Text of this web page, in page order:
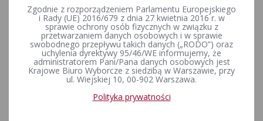
22 kwietnia 2025 r. o
możliwości dokonania
dodatkowych zgłoszeń
kandydatów do obwodowych
komisji wyborczych oraz
Zgodnie z rozporządzeniem Parlamentu Europejskiego
i Rady (UE) 2016/679 z dnia 27 kwietnia 2016 r. w
sprawie ochrony osób fizycznych w związku z
przetwarzaniem danych osobowych i w sprawie
swobodnego przepływu takich danych („RODO”) oraz
uchylenia dyrektywy 95/46/WE informujemy, że
administratorem Pani/Pana danych osobowych jest
Krajowe Biuro Wyborcze z siedzibą w Warszawie, przy
ul. Wiejskiej 10, 00-902 Warszawa.
Polityka prywatności